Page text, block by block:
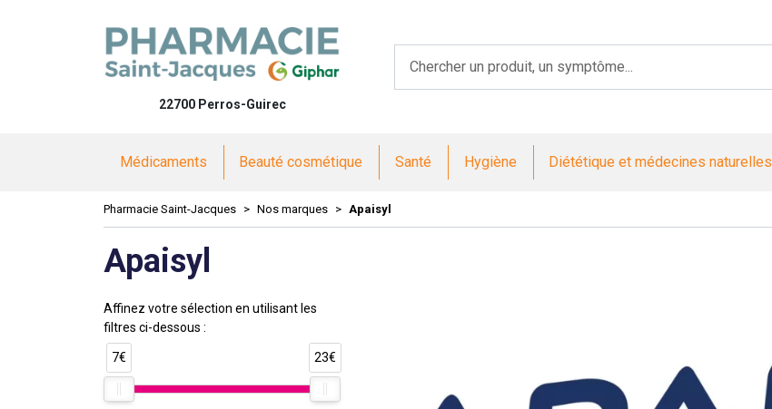
22700 Perros-Guirec
Médicaments Beauté cosmétique Santé Hygiène Diététique et médecines naturelles
Pharmacie Saint-Jacques Nos marques Apaisyl
Apaisyl
Affinez votre sélection en utilisant les
filtres ci-dessous :
7€ 23€